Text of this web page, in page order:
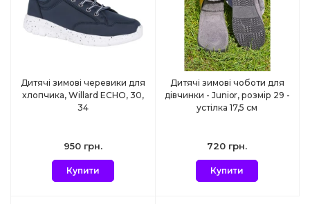
Дитячі зимові черевики для
хлопчика, Willard ECHO, 30,
34
950 грн.
Купити
Дитячі зимові чоботи для
дівчинки - Junior, розмір 29 -
устілка 17,5 см
720 грн.
Купити